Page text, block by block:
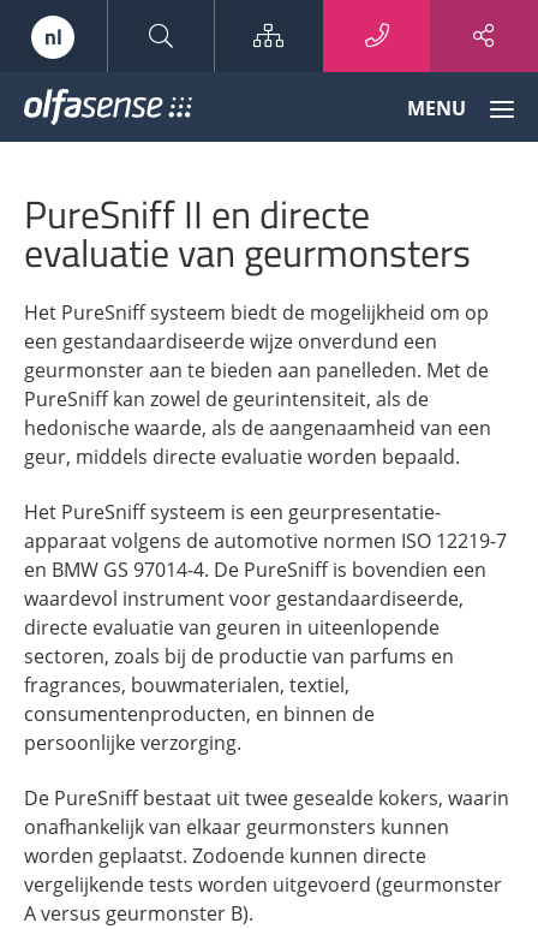
nl Sitemap
Data
to
Odour
MENU
PureSniff II en directe
evaluatie van geurmonsters
Het PureSniff systeem biedt de mogelijkheid om op
een gestandaardiseerde wijze onverdund een
geurmonster aan te bieden aan panelleden. Met de
PureSniff kan zowel de geurintensiteit, als de
hedonische waarde, als de aangenaamheid van een
geur, middels directe evaluatie worden bepaald.
Het PureSniff systeem is een geurpresentatie-
apparaat volgens de automotive normen ISO 12219-7
en BMW GS 97014-4. De PureSniff is bovendien een
waardevol instrument voor gestandaardiseerde,
directe evaluatie van geuren in uiteenlopende
sectoren, zoals bij de productie van parfums en
fragrances, bouwmaterialen, textiel,
consumentenproducten, en binnen de
persoonlijke verzorging.
De PureSniff bestaat uit twee gesealde kokers, waarin
onafhankelijk van elkaar geurmonsters kunnen
worden geplaatst. Zodoende kunnen directe
vergelijkende tests worden uitgevoerd (geurmonster
A versus geurmonster B).